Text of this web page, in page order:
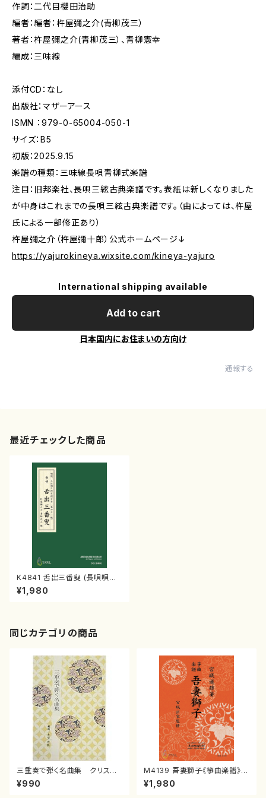
作詞：二代目櫻田治助
編者：編者：杵屋彌之介(青柳茂三）
著者：杵屋彌之介(青柳茂三）、青柳憲幸
編成：三味線
添付CD：なし
出版社：マザーアース
ISMN ：979-0-65004-050-1
サイズ：B5
初版：2025.9.15
楽譜の種類：三味線長唄青柳式楽譜
注目：旧邦楽社、長唄三絃古典楽譜です。表紙は新しくなりました
が中身はこれまでの長唄三絃古典楽譜です。（曲によっては、杵屋
氏による一部修正あり）
杵屋彌之介（杵屋彌十郎）公式ホームページ↓
https://yajurokineya.wixsite.com/kineya-yajuro
International shipping available
Add to cart
日本国内にお住まいの方向け
通報する
最近チェックした商品
K4841 舌出三番叟 (長唄唄譜、
三弦譜/杵屋彌之介(青柳茂三）/
青柳三絃楽譜）
¥1,980
同じカテゴリの商品
三重奏で弾く名曲集 クリスマ
スメドレー( 箏2/大平光美 編
曲/楽譜）
¥990
M4139 吾妻獅子《箏曲楽譜》
（箏/宮城道雄著・宮城宗家監修/
箏曲古典楽譜）
¥1,980